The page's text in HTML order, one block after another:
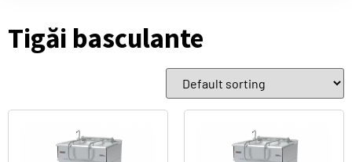
Tigăi basculante